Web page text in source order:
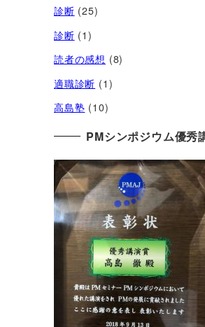
診断 (25)
診断 (1)
読者の感想 (8)
適職診断 (1)
高島塾 (10)
PMシンポジウム優秀